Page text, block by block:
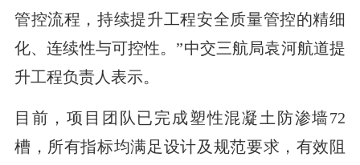
管控流程，持续提升工程安全质量管控的精细
化、连续性与可控性。”中交三航局袁河航道提
升工程负责人表示。
目前，项目团队已完成塑性混凝土防渗墙72
槽，所有指标均满足设计及规范要求，有效阻